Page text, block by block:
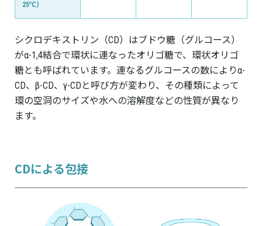
25℃）
シクロデキストリン（CD）はブドウ糖（グルコース）
がα-1,4結合で環状に連なったオリゴ糖で、環状オリゴ
糖とも呼ばれています。連なるグルコースの数によりα-
CD、β-CD、γ-CDと呼び方が変わり、その種類によって
環の空洞のサイズや水への溶解度などの性質が異なり
ます。
CDによる包接